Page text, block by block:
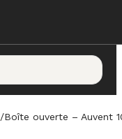
/Boîte ouverte – Auvent